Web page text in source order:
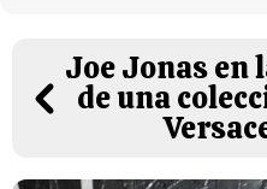
Joe Jonas en
de una